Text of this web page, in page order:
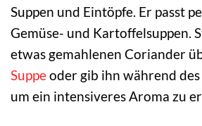
Suppen und Eintöpfe. Er passt
Gemüse- und Kartoffelsuppen.
etwas gemahlenen Coriander
Suppeoder gib ihn während
um ein intensiveres Aroma zu